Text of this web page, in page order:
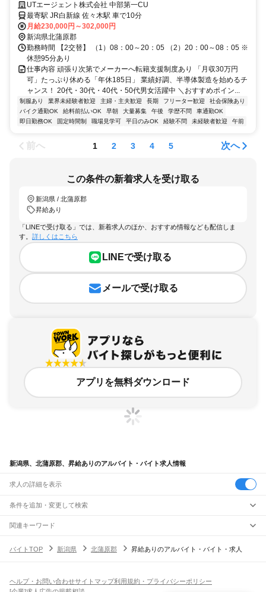
歓迎！髪型・髪色自由
UTエージェント株式会社 中部第一CU
最寄駅 JR白新線 佐々木駅 車で10分
月給230,000円～302,000円
新潟県北蒲原郡
勤務時間 【2交替】 （1）08：00～20：05 （2）20：00～08：05 ※
休憩95分あり
仕事内容 頑張り次第でメーカーへ転籍支援制度あり 「月収30万円
可」たっぷり休める「年休185日」 業績好調、半導体製造を始めるチ
ャンス！ 20代・30代・40代・50代男女活躍中 ＼おすすめポイン...
制服あり 業界未経験者歓迎 主婦・主夫歓迎 長期 フリーター歓迎
社会保険あり
バイク通勤OK
給料前払いOK 早朝 大量募集 午後 学歴不問
車通勤OK
即日勤務OK
固定時間制 職場見学可 平日のみOK 経験不問 未経験者歓迎 午前
前へ 1 2 3 4 5 次へ
この条件の新着求人を受け取る
新潟県 / 北蒲原郡
昇給あり
「LINEで受け取る」では、新着求人のほか、おすすめ情報なども配信しま
す。 詳しくはこちら
LINEで受け取る
メールで受け取る
アプリを無料ダウンロード
新潟県、北蒲原郡、昇給ありのアルバイト・バイト求人情報
求人の詳細を表示
条件を追加・変更して検索
市区町村を追加・変更
新潟県すべて
長岡市三条市柏崎市新発田市小千谷市加茂市十日町市見附市村上市
駅を追加・変更
新津駅 京ケ瀬駅 水原駅 神山駅 月岡駅中浦駅 新発田駅 加治駅 金塚駅
坂町駅平林駅岩船町駅村上駅間島駅越後早川駅桑川駅今川駅越後寒川駅
飲食・フードサービス
特徴を追加・変更
関連キーワード
新潟県 南蒲原郡 正社員 田上町新潟県 高給
バイトTOP 新潟県 北蒲原郡 昇給ありのアルバイト・バイト・求人
ヘルプ・お問い合わせサイトマップ利用規約・プライバシーポリシー